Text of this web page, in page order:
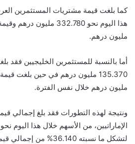
كما بلغت قيمة مشتريات المستثمرين
مليون درهم.
أما بالنسبة للمستثمرين الخليجيين فقد
مليون درهم خلال نفس الفترة.
ونتيجة لهذه التطورات فقد بلغ إجمالي
لتشكل ما نسبته 36.140% من إجمالي قيمة المشتريات.